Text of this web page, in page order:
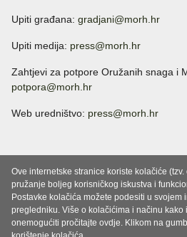
Upiti građana: gradjani@morh.hr
Upiti medija: press@morh.hr
Zahtjevi za potpore Oružanih snaga i
potpora@morh.hr
Web uredništvo: press@morh.hr
Ove internetske stranice koriste kolačiće (tzv.
pružanje boljeg korisničkog iskustva i
Postavke kolačića možete podesiti u svojem
pregledniku. Više o kolačićima i načinu kako
onemogućiti pročitajte ovdje. Klikom na